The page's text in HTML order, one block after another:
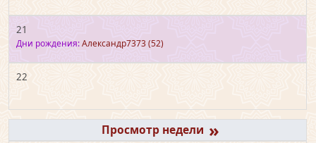
21
Дни рождения:Александр7373(52)
22
»